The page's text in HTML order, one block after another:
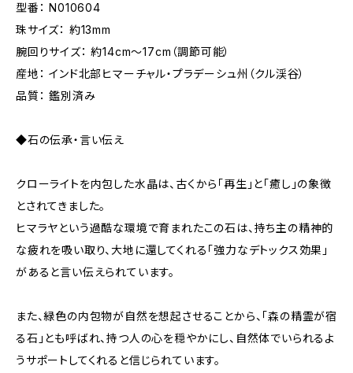
型番： N010604
珠サイズ： 約13mm
腕回りサイズ： 約14cm〜17cm（調節可能）
産地： インド北部ヒマーチャル・プラデーシュ州（クル渓谷）
品質： 鑑別済み
◆石の伝承・言い伝え
クローライトを内包した水晶は、古くから「再生」と「癒し」の象徴
とされてきました。
ヒマラヤという過酷な環境で育まれたこの石は、持ち主の精神的
な疲れを吸い取り、大地に還してくれる「強力なデトックス効果」
があると言い伝えられています。
また、緑色の内包物が自然を想起させることから、「森の精霊が宿
る石」とも呼ばれ、持つ人の心を穏やかにし、自然体でいられるよ
うサポートしてくれると信じられています。